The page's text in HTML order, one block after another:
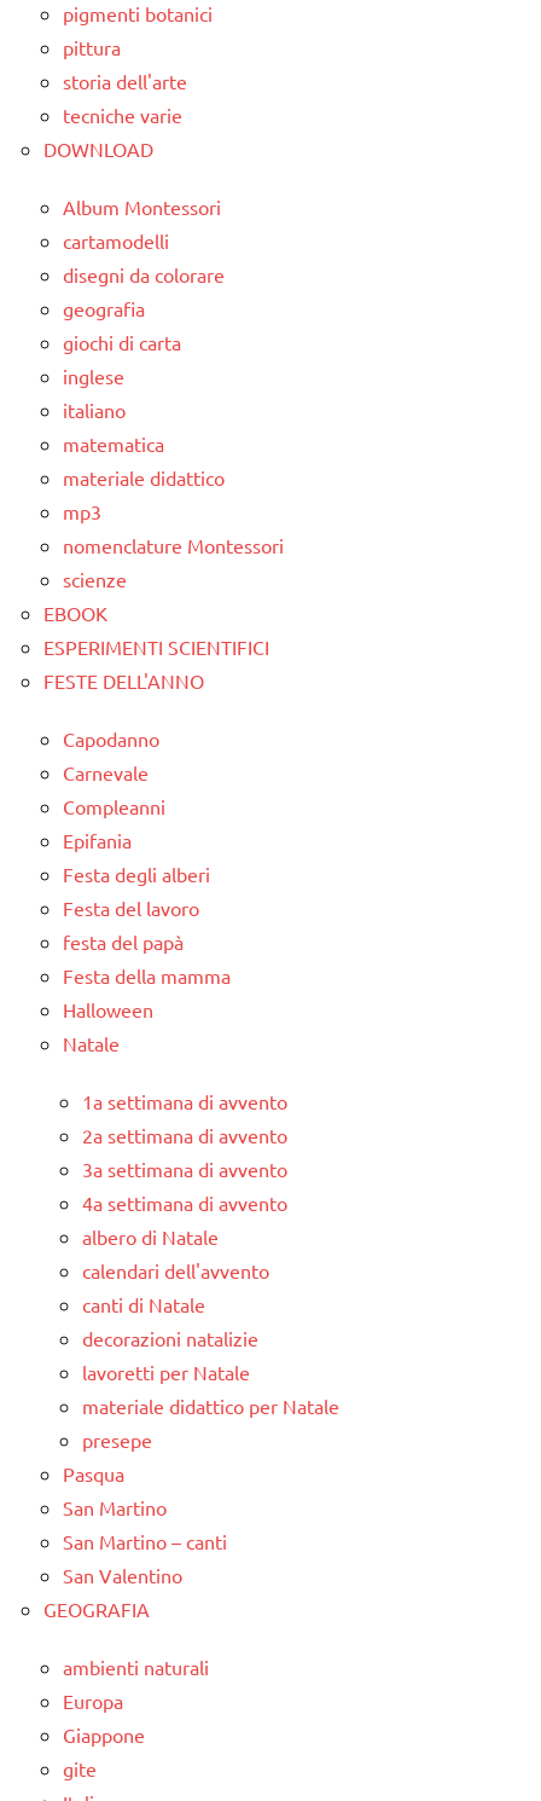
pigmenti botanici
pittura
storia dell'arte
tecniche varie
DOWNLOAD
Album Montessori
cartamodelli
disegni da colorare
geografia
giochi di carta
inglese
italiano
matematica
materiale didattico
mp3
nomenclature Montessori
scienze
EBOOK
ESPERIMENTI SCIENTIFICI
FESTE DELL'ANNO
Capodanno
Carnevale
Compleanni
Epifania
Festa degli alberi
Festa del lavoro
festa del papà
Festa della mamma
Halloween
Natale
1a settimana di avvento
2a settimana di avvento
3a settimana di avvento
4a settimana di avvento
albero di Natale
calendari dell'avvento
canti di Natale
decorazioni natalizie
lavoretti per Natale
materiale didattico per Natale
presepe
Pasqua
San Martino
San Martino – canti
San Valentino
GEOGRAFIA
ambienti naturali
Europa
Giappone
gite